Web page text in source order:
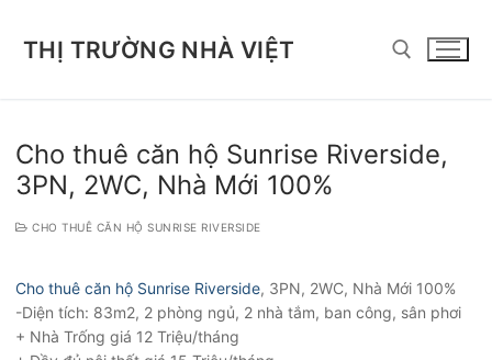
THỊ TRƯỜNG NHÀ VIỆT
Cho thuê căn hộ Sunrise Riverside,
3PN, 2WC, Nhà Mới 100%
CHO THUÊ CĂN HỘ SUNRISE RIVERSIDE
Cho thuê căn hộ Sunrise Riverside, 3PN, 2WC, Nhà Mới 100%
-Diện tích: 83m2, 2 phòng ngủ, 2 nhà tắm, ban công, sân phơi
+ Nhà Trống giá 12 Triệu/tháng